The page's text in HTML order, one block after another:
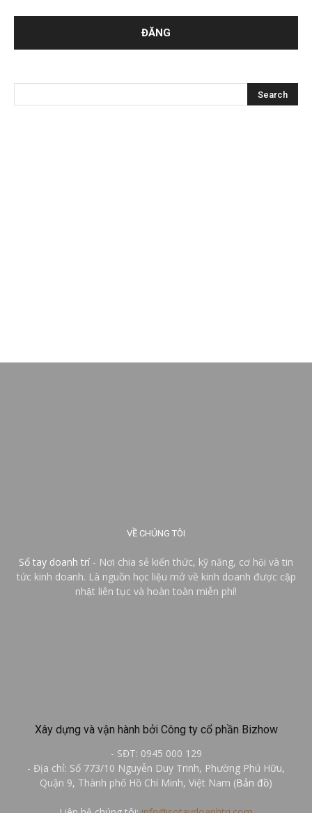
VỀ CHÚNG TÔI
Sổ tay doanh trí - Nơi chia sẻ kiến thức, kỹ năng, cơ hội và tin
tức kinh doanh. Là nguồn học liệu mở về kinh doanh được cập
nhật liên tục và hoàn toàn miễn phí!
Xây dựng và vận hành bởi Công ty cổ phần Bizhow
- SĐT: 0945 000 129
- Địa chỉ: Số 773/10 Nguyễn Duy Trinh, Phường Phú Hữu,
Quận 9, Thành phố Hồ Chí Minh, Việt Nam (Bản đồ)